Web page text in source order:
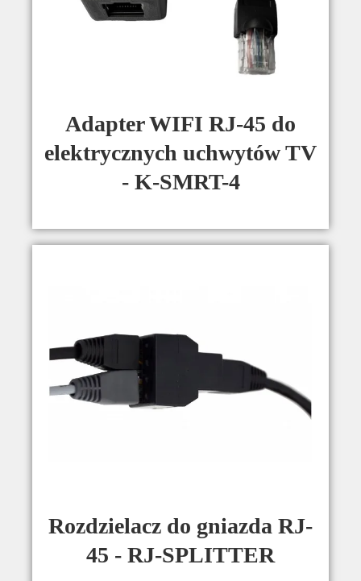
Adapter WIFI RJ-45 do
elektrycznych uchwytów TV
- K-SMRT-4
Rozdzielacz do gniazda RJ-
45 - RJ-SPLITTER